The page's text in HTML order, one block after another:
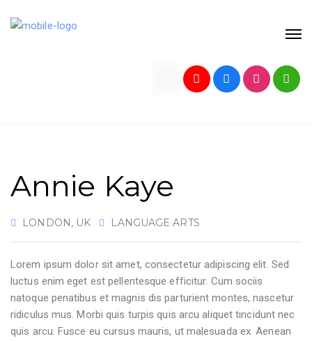
Annie Kaye
LONDON, UK LANGUAGE ARTS
Lorem ipsum dolor sit amet, consectetur adipiscing elit. Sed
luctus enim eget est pellentesque efficitur. Cum sociis
natoque penatibus et magnis dis parturient montes, nascetur
ridiculus mus. Morbi quis turpis quis arcu aliquet tincidunt nec
quis arcu. Fusce eu cursus mauris, ut malesuada ex. Aenean